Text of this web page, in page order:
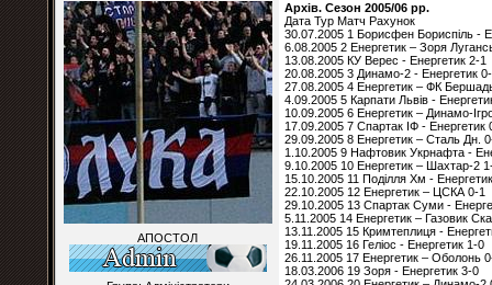
АПОСТОЛ
Архів. Сезон 2005/06 рр.
Дата Тур Матч Рахунок
30.07.2005 1 Борисфен Бориспіль -
6.08.2005 2 Енергетик – Зоря
13.08.2005 КУ Верес - Енергетик 2-1
20.08.2005 3 Динамо-2 - Енергетик
27.08.2005 4 Енергетик – ФК
4.09.2005 5 Карпати Львів -
10.09.2005 6 Енергетик – Динамо-
17.09.2005 7 Спартак ІФ - Енергетик
29.09.2005 8 Енергетик – Сталь Дн.
1.10.2005 9 Нафтовик Укрнафта -
9.10.2005 10 Енергетик – Шахтар-2
15.10.2005 11 Поділля Хм -
22.10.2005 12 Енергетик – ЦСКА 0-1
29.10.2005 13 Спартак Суми -
5.11.2005 14 Енергетик – Газовик
13.11.2005 15 Кримтеплиця -
19.11.2005 16 Геліос - Енергетик 1-0
26.11.2005 17 Енергетик – Оболонь
18.03.2006 19 Зоря - Енергетик 3-0